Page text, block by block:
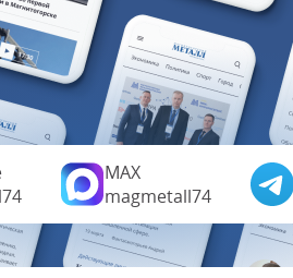
MAX
magmetall74